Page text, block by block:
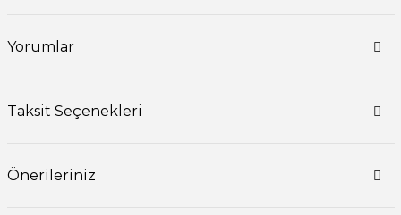
Yorumlar
Taksit Seçenekleri
Önerileriniz